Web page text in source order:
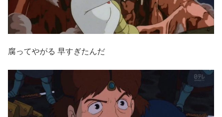
腐ってやがる 早すぎたんだ